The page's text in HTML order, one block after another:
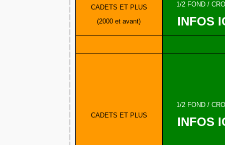
CADETS ET PLUS
(2000 et avant)
1/2 FOND /
INFOS
CADETS ET PLUS
1/2 FOND /
INFOS